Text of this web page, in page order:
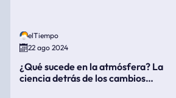
elTiempo
22 ago 2024
¿Qué sucede en la atmósfera? La
ciencia detrás de los cambios